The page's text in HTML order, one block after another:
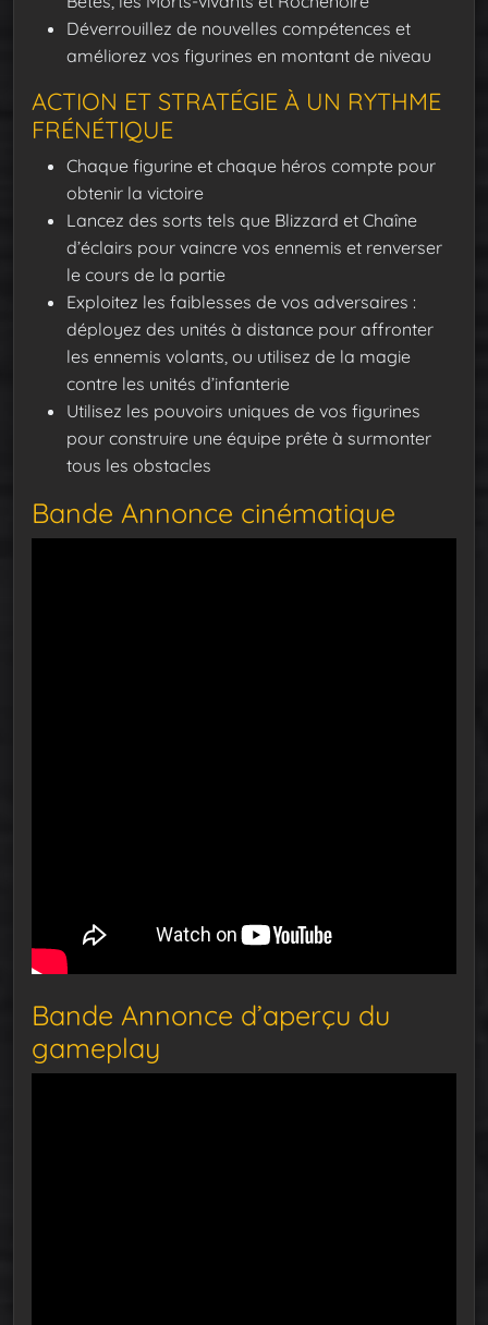
Déverrouillez de nouvelles compétences et
améliorez vos figurines en montant de niveau
ACTION ET STRATÉGIE À UN RYTHME
FRÉNÉTIQUE
Chaque figurine et chaque héros compte pour
obtenir la victoire
Lancez des sorts tels que Blizzard et Chaîne
d’éclairs pour vaincre vos ennemis et renverser
le cours de la partie
Exploitez les faiblesses de vos adversaires :
déployez des unités à distance pour affronter
les ennemis volants, ou utilisez de la magie
contre les unités d’infanterie
Utilisez les pouvoirs uniques de vos figurines
pour construire une équipe prête à surmonter
tous les obstacles
Bande Annonce cinématique
Bande Annonce d’aperçu du
gameplay